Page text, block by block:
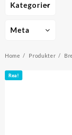
Home Produkter
Rea!
Kategorier
Meta